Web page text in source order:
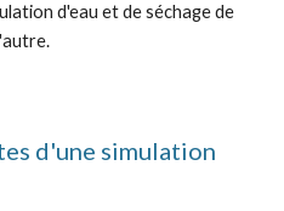
d'eau et de séchage de
d'une simulation